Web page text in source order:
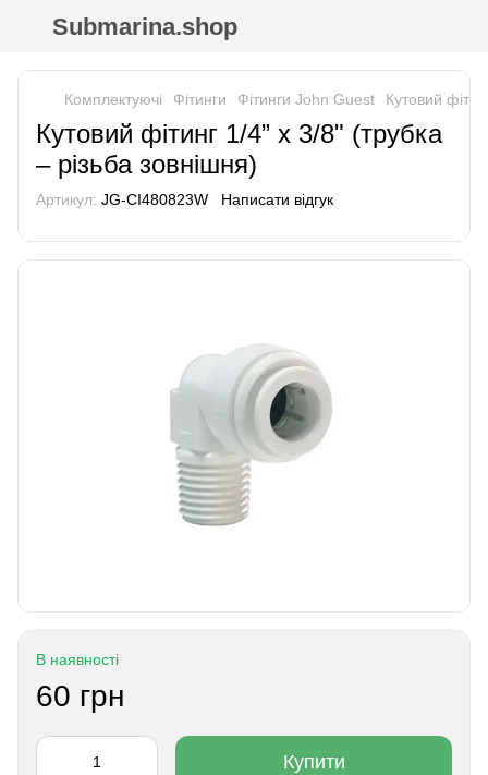
Submarina.shop
Комплектуючі Фітинги Фітинги John Guest Кутовий
Кутовий фітинг 1/4” x 3/8" (трубка
– різьба зовнішня)
Артикул: JG-CI480823W Написати відгук
В наявності
60 грн
Купити